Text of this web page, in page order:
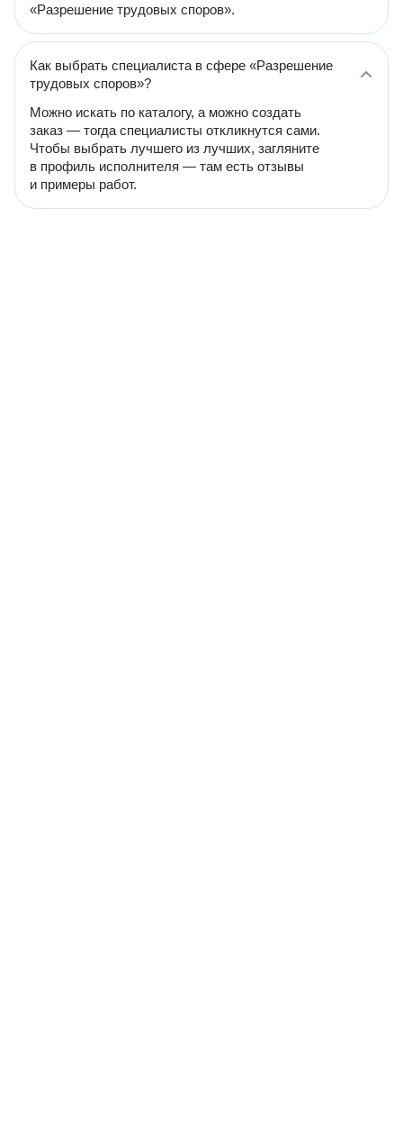
«Разрешение трудовых споров».
Как выбрать специалиста в сфере «Разрешение
трудовых споров»?
Можно искать по каталогу, а можно создать
заказ — тогда специалисты откликнутся сами.
Чтобы выбрать лучшего из лучших, загляните
в профиль исполнителя — там есть отзывы
и примеры работ.